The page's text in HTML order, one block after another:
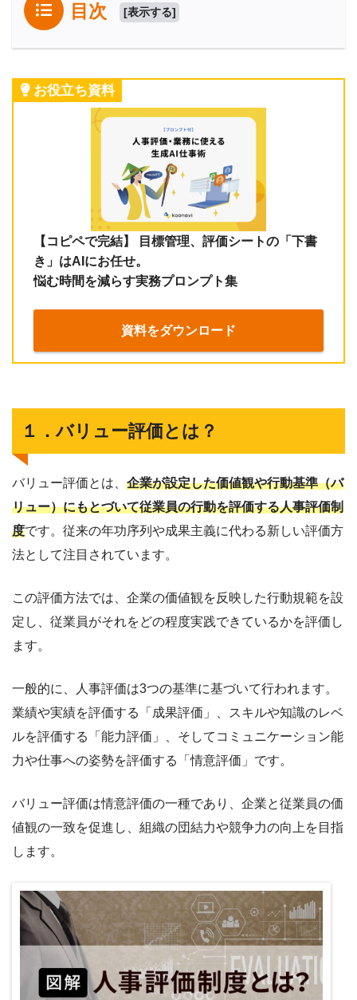
目次 [表示する]
お役立ち資料
【コピペで完結】 目標管理、評価シートの「下書
き」はAIにお任せ。
悩む時間を減らす実務プロンプト集
資料をダウンロード
１．バリュー評価とは？
バリュー評価とは、 企業が設定した価値観や行動基準（バ
リュー）にもとづいて従業員の行動を評価する人事評価制
度です。従来の年功序列や成果主義に代わる新しい評価方
法として注目されています。
この評価方法では、企業の価値観を反映した行動規範を設
定し、従業員がそれをどの程度実践できているかを評価し
ます。
一般的に、人事評価は3つの基準に基づいて行われます。
業績や実績を評価する「成果評価」、スキルや知識のレベ
ルを評価する「能力評価」、そしてコミュニケーション能
力や仕事への姿勢を評価する「情意評価」です。
バリュー評価は情意評価の一種であり、企業と従業員の価
値観の一致を促進し、組織の団結力や競争力の向上を目指
します。